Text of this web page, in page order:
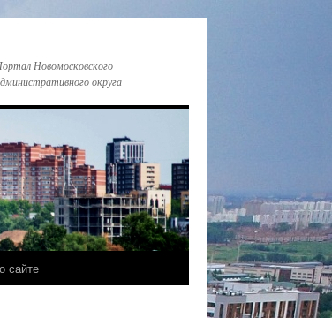
Новомосковского
округа
сайте